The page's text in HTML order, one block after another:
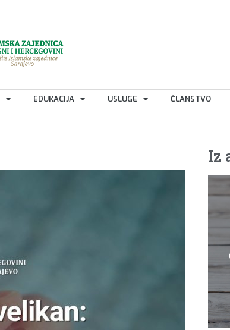
EDUKACIJA USLUGE ČLANSTVO
Iz